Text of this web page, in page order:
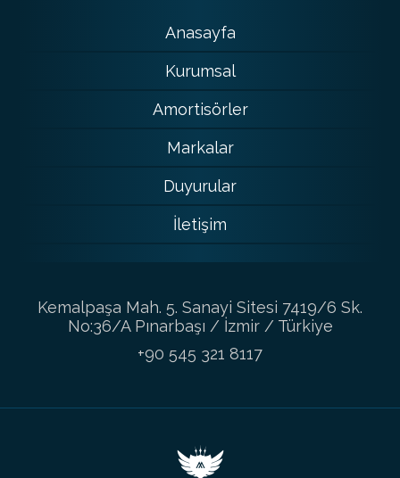
Anasayfa
Kurumsal
Amortisörler
Markalar
Duyurular
İletişim
Kemalpaşa Mah. 5. Sanayi Sitesi 7419/6 Sk.
No:36/A Pınarbaşı / İzmir / Türkiye
+90 545 321 8117